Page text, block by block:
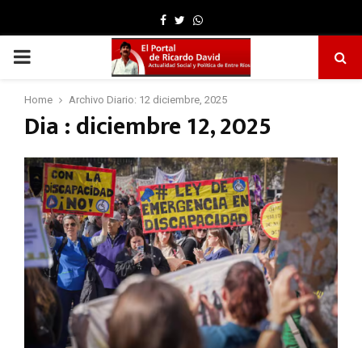
Facebook
TwitterWhatsapp
PRIMARY
MENU
Home Archivo Diario: 12 diciembre, 2025
Dia : diciembre 12, 2025